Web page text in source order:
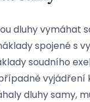
dluhy vymáhat
spojené s
soudního
vyjádření
dluhy samy,